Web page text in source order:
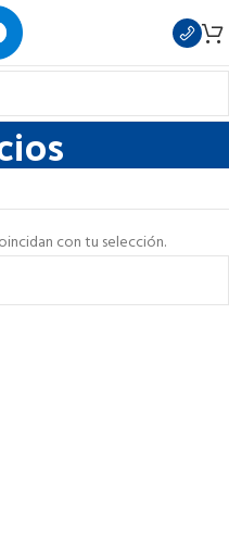
con tu selección.